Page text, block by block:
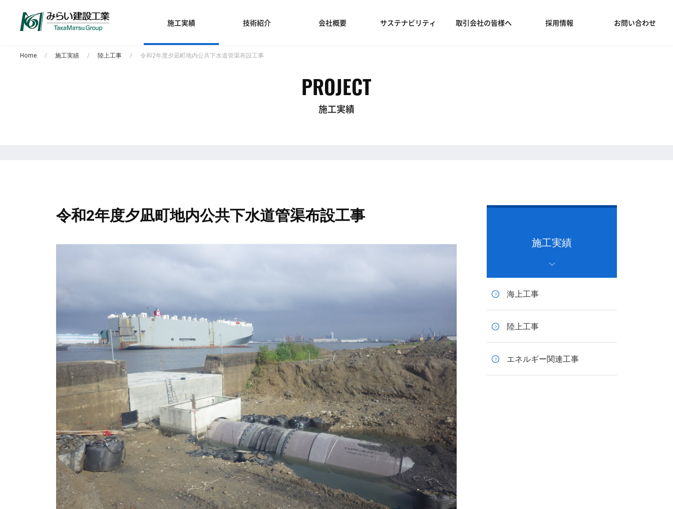
施工実績 技術紹介 会社概要 サステナビリティ 取引会社の皆様へ 採用情報 お問い合わせ
Home 施工実績 陸上工事 令和2年度夕凪町地内公共下水道管渠布設工事
PROJECT
施工実績
令和2年度夕凪町地内公共下水道管渠布設工事
施工実績
海上工事
陸上工事
エネルギー関連工事